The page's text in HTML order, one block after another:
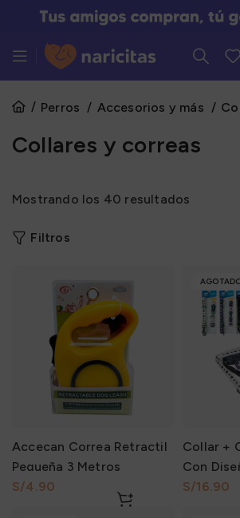
Perros Accesorios y más
Collares y correas
Mostrando los 40 resultados
Filtros
Accecan Correa Retractil
Pequeña 3 Metros
S/
Collar +
Con
S/